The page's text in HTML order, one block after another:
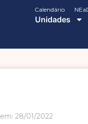
Calendário
Unidades
em: 28/01/2022